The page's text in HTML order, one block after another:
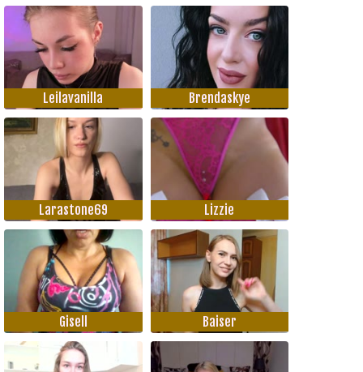
Leilavanilla Brendaskye
Larastone69 Lizzie
Gisell Baiser